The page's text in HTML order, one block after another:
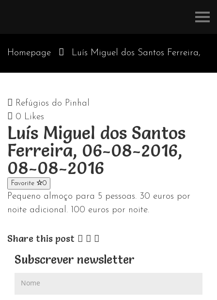
Homepage Luís Miguel dos Santos Ferreira,
Refúgios do Pinhal
0 Likes
Luís Miguel dos Santos
Ferreira, 06-08-2016,
08-08-2016
Favorite 0
Pequeno almoço para 5 pessoas. 30 euros por
noite adicional. 100 euros por noite.
Share this post
Subscrever newsletter